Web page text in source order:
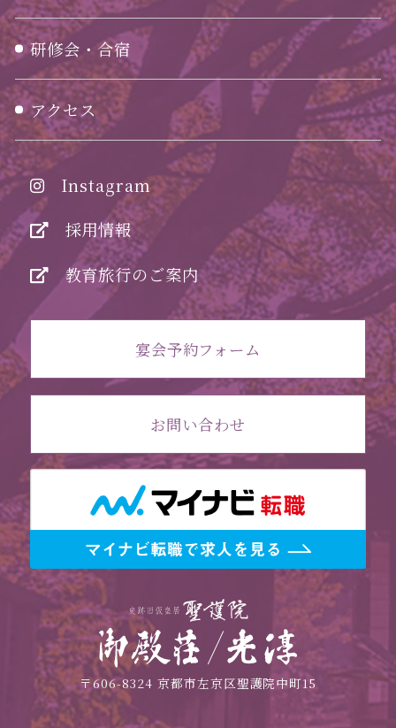
研修会・合宿
アクセス
Instagram
採用情報
教育旅行のご案内
宴会予約フォーム
お問い合わせ
〒606-8324 京都市左京区聖護院中町15